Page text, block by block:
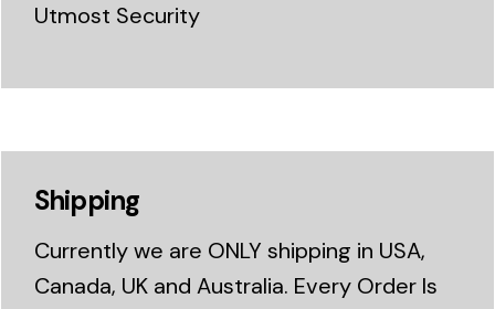
Utmost Security
Shipping
Currently we are ONLY shipping in USA,
Canada, UK and Australia. Every Order Is